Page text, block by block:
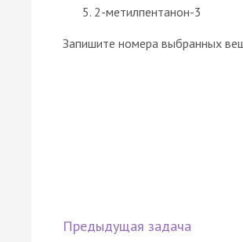
2-метилпентанон-3
Запишите номера выбранных
Предыдущая задача